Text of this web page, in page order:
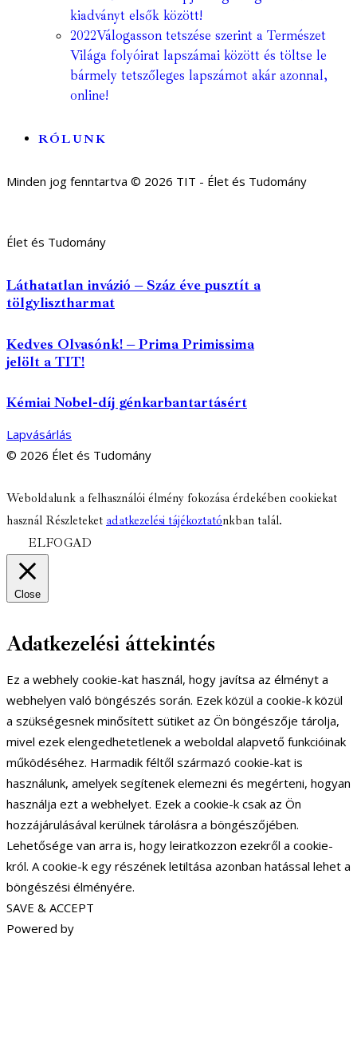
kiadványt elsők között!
2022Válogasson tetszése szerint a Természet
Világa folyóirat lapszámai között és töltse le
bármely tetszőleges lapszámot akár azonnal,
online!
RÓLUNK
Minden jog fenntartva © 2026 TIT - Élet és Tudomány
Élet és Tudomány
Láthatatlan invázió – Száz éve pusztít a
tölgylisztharmat
Kedves Olvasónk! – Prima Primissima
jelölt a TIT!
Kémiai Nobel-díj génkarbantartásért
Lapvásárlás
© 2026 Élet és Tudomány
facebook-
1
youtube-
1
email
Weboldalunk a felhasználói élmény fokozása érdekében cookiekat
használ Részleteket adatkezelési tájékoztatónkban talál.
ELFOGAD
Close
Adatkezelési áttekintés
Ez a webhely cookie-kat használ, hogy javítsa az élményt a
webhelyen való böngészés során. Ezek közül a cookie-k közül
a szükségesnek minősített sütiket az Ön böngészője tárolja,
mivel ezek elengedhetetlenek a weboldal alapvető funkcióinak
működéséhez. Harmadik féltől származó cookie-kat is
használunk, amelyek segítenek elemezni és megérteni, hogyan
használja ezt a webhelyet. Ezek a cookie-k csak az Ön
hozzájárulásával kerülnek tárolásra a böngészőjében.
Lehetősége van arra is, hogy leiratkozzon ezekről a cookie-
król. A cookie-k egy részének letiltása azonban hatással lehet a
böngészési élményére.
SAVE & ACCEPT
Powered by